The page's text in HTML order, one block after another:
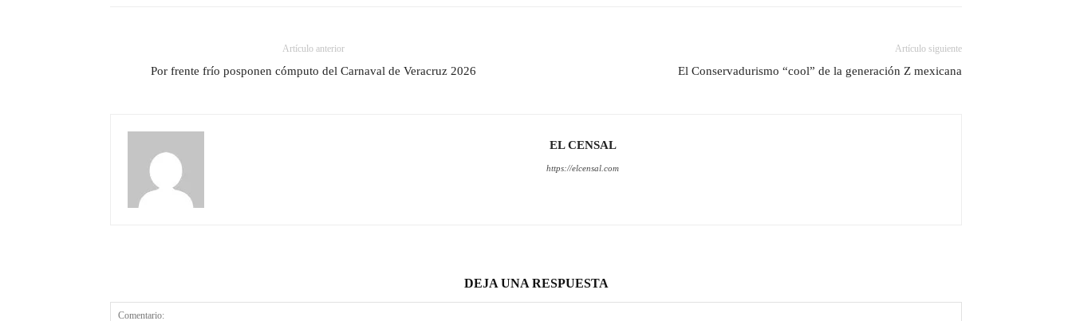
Artículo anterior
Por frente frío posponen cómputo del Carnaval de Veracruz 2026
Artículo siguiente
El Conservadurismo “cool” de la generación Z mexicana
EL CENSAL
https://elcensal.com
DEJA UNA RESPUESTA